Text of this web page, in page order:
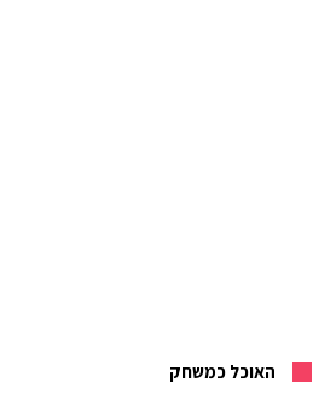
האוכל כמשחק